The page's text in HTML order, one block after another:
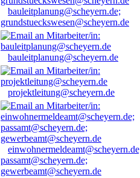
bauleitplanung@scheyern.de;
grundstueckswesen@scheyern.de
bauleitplanung@scheyern.de
projektleitung@scheyern.de
passamt@scheyern.de;
gewerbeamt@scheyern.de